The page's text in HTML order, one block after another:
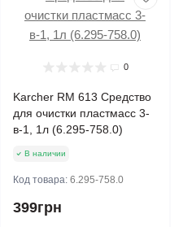
0
Karcher RM 613 Средство
для очистки пластмасс 3-
в-1, 1л (6.295-758.0)
В наличии
Код товара: 6.295-758.0
399грн